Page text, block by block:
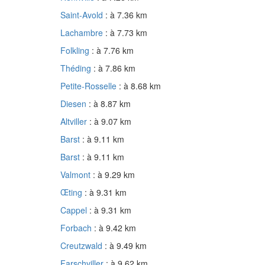
Saint-Avold : à 7.36 km
Lachambre : à 7.73 km
Folkling : à 7.76 km
Théding : à 7.86 km
Petite-Rosselle : à 8.68 km
Diesen : à 8.87 km
Altviller : à 9.07 km
Barst : à 9.11 km
Barst : à 9.11 km
Valmont : à 9.29 km
Œting : à 9.31 km
Cappel : à 9.31 km
Forbach : à 9.42 km
Creutzwald : à 9.49 km